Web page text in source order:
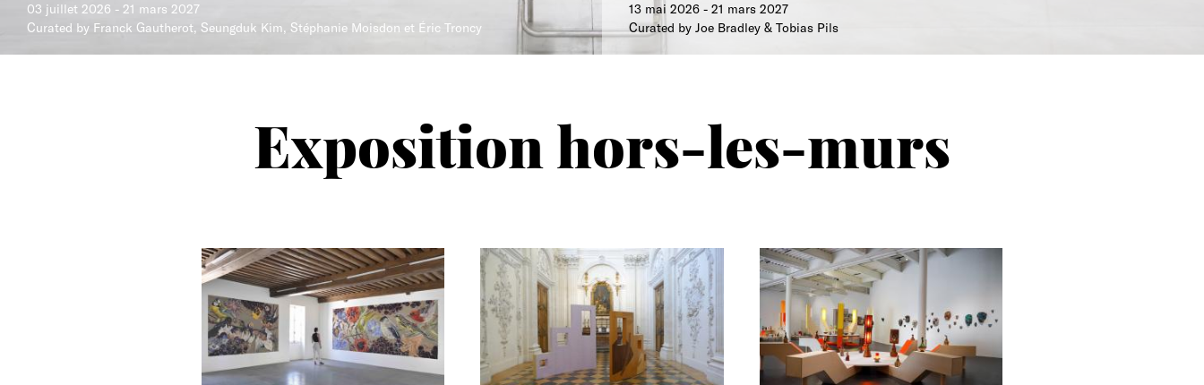
03 juillet 2026 - 21 mars 2027
Curated by Franck Gautherot, Seungduk Kim, Stéphanie Moisdon et Éric Troncy
13 mai 2026 - 21 mars 2027
Curated by Joe Bradley & Tobias Pils
Exposition hors-les-murs